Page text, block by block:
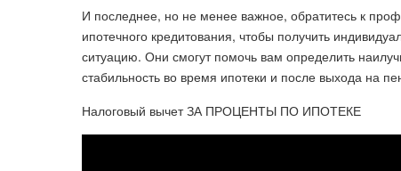
И последнее, но не менее важное, обратитесь к
ипотечного кредитования, чтобы получить
ситуацию. Они смогут помочь вам определить
стабильность во время ипотеки и после выхода на
Налоговый вычет ЗА ПРОЦЕНТЫ ПО ИПОТЕКЕ